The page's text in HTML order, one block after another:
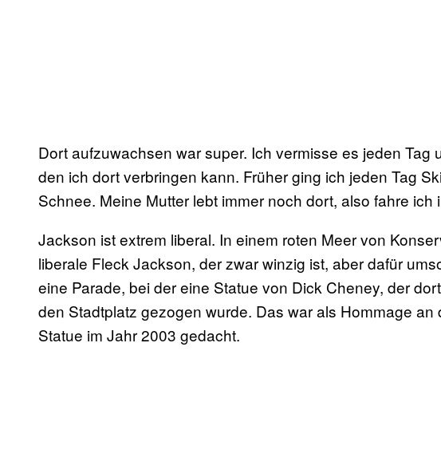
Dort aufzuwachsen war super. Ich vermisse es jeden Tag
den ich dort verbringen kann. Früher ging ich jeden Tag
Schnee. Meine Mutter lebt immer noch dort, also fahre ich
Jackson ist extrem liberal. In einem roten Meer von
liberale Fleck Jackson, der zwar winzig ist, aber dafür
eine Parade, bei der eine Statue von Dick Cheney, der
den Stadtplatz gezogen wurde. Das war als Hommage
Statue im Jahr 2003 gedacht.